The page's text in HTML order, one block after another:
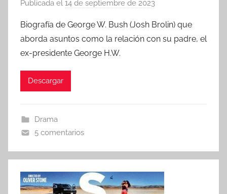
Publicada el 14 de septiembre de 2023
r
Biografía de George W. Bush (Josh Brolin) que
aborda asuntos como la relación con su padre, el
ex-presidente George H.W.
Descargar
Drama
5 comentarios